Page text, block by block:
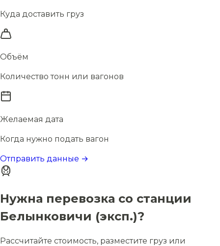
Куда доставить груз
Объём
Количество тонн или вагонов
Желаемая дата
Когда нужно подать вагон
Отправить данные →
Нужна перевозка со станции
Белынковичи (эксп.)?
Рассчитайте стоимость, разместите груз или